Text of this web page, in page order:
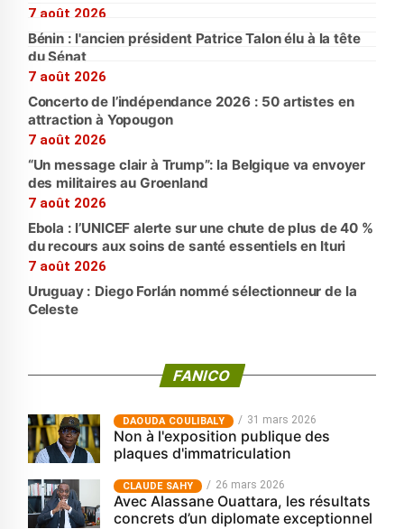
7 août 2026
Bénin : l'ancien président Patrice Talon élu à la tête
du Sénat
7 août 2026
Concerto de l’indépendance 2026 : 50 artistes en
attraction à Yopougon
7 août 2026
“Un message clair à Trump”: la Belgique va envoyer
des militaires au Groenland
7 août 2026
Ebola : l’UNICEF alerte sur une chute de plus de 40 %
du recours aux soins de santé essentiels en Ituri
7 août 2026
Uruguay : Diego Forlán nommé sélectionneur de la
Celeste
FANICO
‎DAOUDA COULIBALY 31 mars 2026
Non à l'exposition publique des
plaques d'immatriculation
CLAUDE SAHY 26 mars 2026
Avec Alassane Ouattara, les résultats
concrets d’un diplomate exceptionnel